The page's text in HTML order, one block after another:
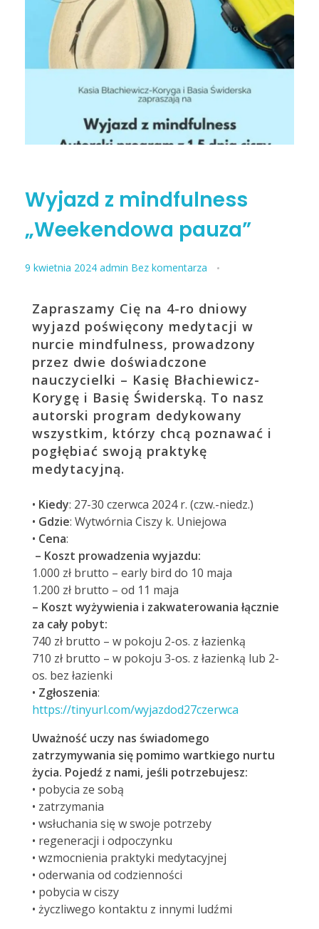
Wyjazd z mindfulness
„Weekendowa pauza”
9 kwietnia 2024 admin Bez komentarza
Zapraszamy Cię na 4-ro dniowy
wyjazd poświęcony medytacji w
nurcie mindfulness, prowadzony
przez dwie doświadczone
nauczycielki – Kasię Błachiewicz-
Korygę i Basię Świderską. To nasz
autorski program dedykowany
wszystkim, którzy chcą poznawać i
pogłębiać swoją praktykę
medytacyjną.
• Kiedy: 27-30 czerwca 2024 r. (czw.-niedz.)
• Gdzie: Wytwórnia Ciszy k. Uniejowa
• Cena:
– Koszt prowadzenia wyjazdu:
1.000 zł brutto – early bird do 10 maja
1.200 zł brutto – od 11 maja
– Koszt wyżywienia i zakwaterowania łącznie
za cały pobyt:
740 zł brutto – w pokoju 2-os. z łazienką
710 zł brutto – w pokoju 3-os. z łazienką lub 2-
os. bez łazienki
• Zgłoszenia:
https://tinyurl.com/wyjazdod27czerwca
Uważność uczy nas świadomego
zatrzymywania się pomimo wartkiego nurtu
życia. Pojedź z nami, jeśli potrzebujesz:
• pobycia ze sobą
• zatrzymania
• wsłuchania się w swoje potrzeby
• regeneracji i odpoczynku
• wzmocnienia praktyki medytacyjnej
• oderwania od codzienności
• pobycia w ciszy
• życzliwego kontaktu z innymi ludźmi